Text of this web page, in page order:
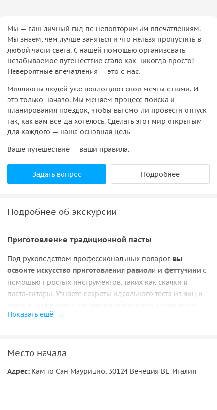
Мы — ваш личный гид по неповторимым впечатлениям.
Мы знаем, чем лучше заняться и что нельзя пропустить в
любой части света. С нашей помощью организовать
незабываемое путешествие стало как никогда просто!
Невероятные впечатления — это о нас.
Миллионы людей уже воплощают свои мечты с нами. И
это только начало. Мы меняем процесс поиска и
планирования поездок, чтобы вы смогли провести отпуск
так, как вам всегда хотелось. Сделать этот мир открытым
для каждого — наша основная цель
Ваше путешествие — ваши правила.
Задать вопрос Подробнее
Подробнее об экскурсии
Приготовление традиционной пасты
Под руководством профессиональных поваров вы
освоите искусство приготовления равиоли и феттучини с
помощью простых инструментов, таких как скалки и
паста-гитары. Узнаете секреты идеального теста из яиц и
соуса «Поммарола
тосканскими винами Dalle Nostre Mani, произведёнными
Показать ещё
Место начала
Адрес: Кампо Сан Маурицио, 30124 Венеция ВЕ, Италия